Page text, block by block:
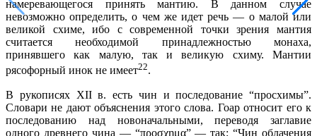
намеревающегося принять мантию. В данном случае
невозможно определить, о чем же идет речь — о малой или
великой схиме, ибо с современной точки зрения мантия
считается необходимой принадлежностью монаха,
принявшего как малую, так и великую схиму. Мантии
рясофорный инок не имеет22.
В рукописях XII в. есть чин и последование “просхимы”.
Словари не дают объяснения этого слова. Гоар относит его к
последованию над новоначальными, переводя заглавие
одного древнего чина — “προσχημα” — так: “Чин облачения